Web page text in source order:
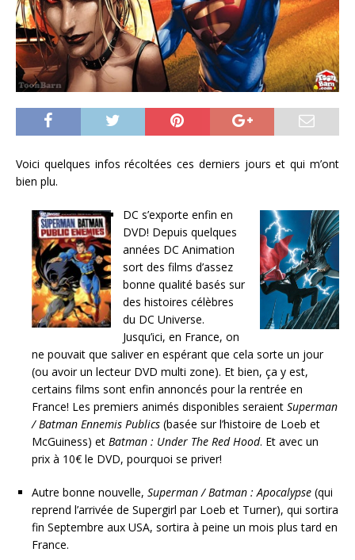
Voici quelques infos récoltées ces derniers jours et qui m’ont
bien plu.
DC s’exporte enfin en
DVD! Depuis quelques
années DC Animation
sort des films d’assez
bonne qualité basés sur
des histoires célèbres
du DC Universe.
Jusqu’ici, en France, on
ne pouvait que saliver en espérant que cela sorte un jour
(ou avoir un lecteur DVD multi zone). Et bien, ça y est,
certains films sont enfin annoncés pour la rentrée en
France! Les premiers animés disponibles seraient Superman
/ Batman Ennemis Publics (basée sur l’histoire de Loeb et
McGuiness) et Batman : Under The Red Hood. Et avec un
prix à 10€ le DVD, pourquoi se priver!
Autre bonne nouvelle, Superman / Batman : Apocalypse (qui
reprend l’arrivée de Supergirl par Loeb et Turner), qui sortira
fin Septembre aux USA, sortira à peine un mois plus tard en
France.